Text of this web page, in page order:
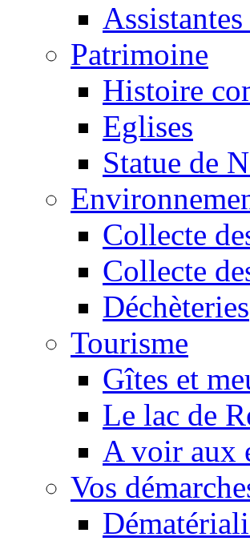
Patrimoine
Histoire
Eglises
Statue de
Collecte
Collecte
Déchèteries
Tourisme
Gîtes et
Le lac de
A voir aux
Vos